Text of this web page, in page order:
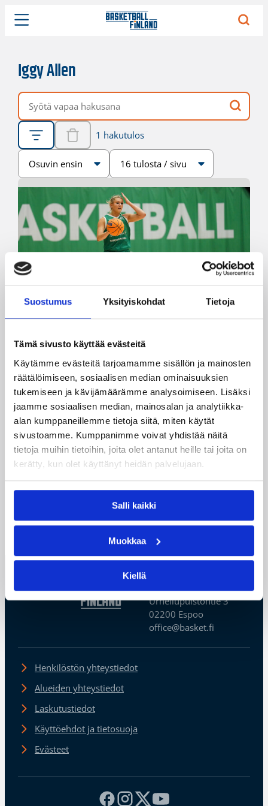
Suostumus Yksityiskohdat Tietoja
Tämä sivusto käyttää evästeitä
Käytämme evästeitä tarjoamamme sisällön ja mainosten
räätälöimiseen, sosiaalisen median ominaisuuksien
tukemiseen ja kävijämäärämme analysoimiseen. Lisäksi
jaamme sosiaalisen median, mainosalan ja analytiikka-
alan kumppaneillemme tietoja siitä, miten käytät
sivustoamme. Kumppanimme voivat yhdistää näitä
tietoja muihin tietoihin, joita olet antanut heille tai joita on
kerätty, kun olet käyttänyt heidän palvelujaan.
Salli kaikki
Muokkaa
Kiellä
Iggy Allen
Vapaa hakusana
1 hakutulos
Järjestys
Sivukoko
Naisten Korisliiga 11.03.2023 21:05
Hongalle voitto sarjakärjestä –
FoA otti tärkeän voiton
Pyrinnöstä
Naisten Korisliiga jatkui lauantaina kolmella
merkittiin Hongalle sekä FoA:lle. Alemmassa
jatkosarjassa ToPo kartutti pistetiliään.
Koripalloliitto
Urheilupuistontie 3
02200 Espoo
office@basket.fi
Henkilöstön yhteystiedot
Alueiden yhteystiedot
Laskutustiedot
Käyttöehdot ja tietosuoja
Evästeet